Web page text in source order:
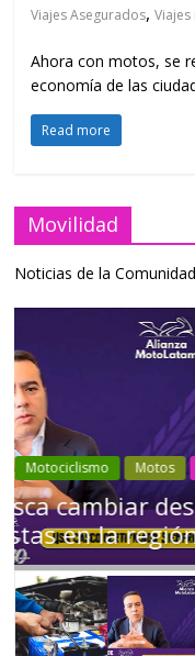
Viajes Asegurados,
Ahora con motos, se
economía de las
Read more
Movilidad
Noticias de la
Industria Movilidad
Choferes
Ecuador en